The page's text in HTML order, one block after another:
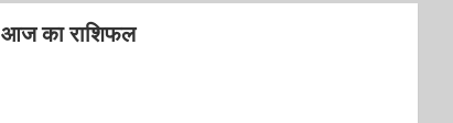
आज का राशिफल